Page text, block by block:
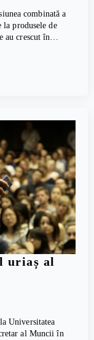
combinată a
produsele de
au crescut în…
uriaș al
Universitatea
al Muncii în